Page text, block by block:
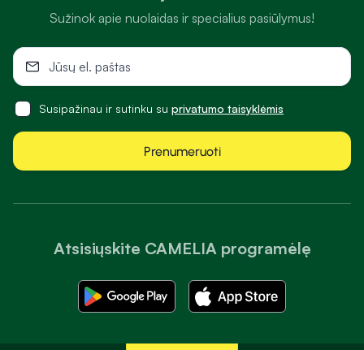
Atsisiųskite CAMELIA programėlę
Sužinok apie nuolaidas ir specialius pasiūlymus!
Susipažinau ir sutinku su privatumo taisyklėmis
Prenumeruoti